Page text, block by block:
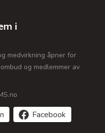
i
medvirkning åpner for
og medlemmer av
Facebook